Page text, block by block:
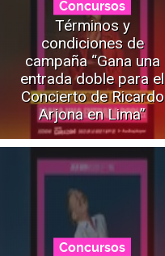
Concursos
Términos y
condiciones de
campaña “Gana una
entrada doble para el
Concierto de Ricardo
Arjona en Lima”
Concursos